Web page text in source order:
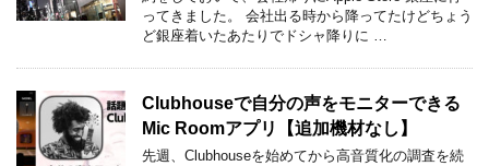
ってきました。 会社出る時から降ってたけどちょう
ど銀座着いたあたりでドシャ降りに …
Clubhouseで自分の声をモニターできる
Mic Roomアプリ【追加機材なし】
先週、Clubhouseを始めてから高音質化の調査を続